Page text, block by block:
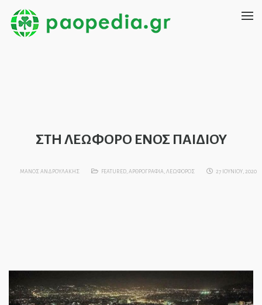
ΣΤΗ ΛΕΩΦΟΡΟ ΕΝΟΣ ΠΑΙΔΙΟΥ
ΜΑΝΟΣ ΑΝΔΡΟΥΛΑΚΗΣ FEATURED, ΑΡΘΡΟΓΡΑΦΙΑ, ΛΕΩΦΟΡΟΣ 27 ΙΟΥΝΙΟΥ, 2020